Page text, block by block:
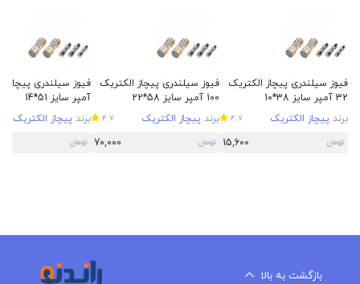
فیوز سیلندری پیچاز الکتریک
32 آمپر سایز 38*10
برند پیچاز الکتریک 4.7
تومان 15,600
فیوز سیلندری پیچاز الکتریک
100 آمپر سایز 58*22
برند پیچاز الکتریک 4.7
تومان 70,000
آمپر سایز 51*14
برند پیچاز الکتریک
تومان
بازگشت به بالا